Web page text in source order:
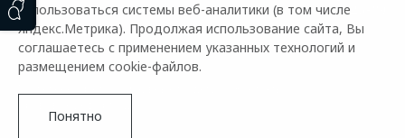
Горячая линия OMODA: +7 (863) 303-26-89
использоваться системы веб-аналитики (в том числе
Яндекс.Метрика). Продолжая использование сайта, Вы
соглашаетесь с применением указанных технологий и
размещением cookie-файлов.
Понятно